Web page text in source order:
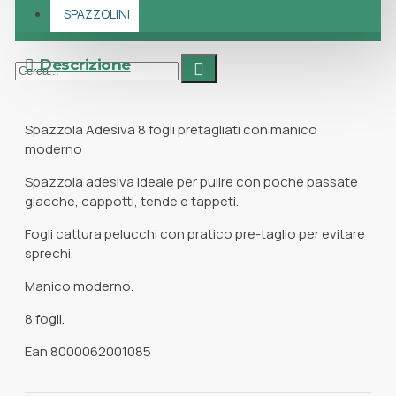
SPAZZOLINI
Descrizione
Spazzola Adesiva 8 fogli pretagliati con manico
moderno
Spazzola adesiva ideale per pulire con poche passate
giacche, cappotti, tende e tappeti.
Fogli cattura pelucchi con pratico pre-taglio per evitare
sprechi.
Manico moderno.
8 fogli.
Ean 8000062001085